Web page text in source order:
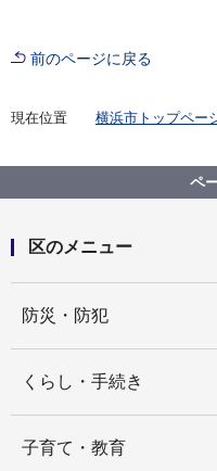
前のページに戻る
現在位置 横浜市トップペー
地域防災拠点（指
ペ
区のメニュー
防災・防犯
くらし・手続き
子育て・教育